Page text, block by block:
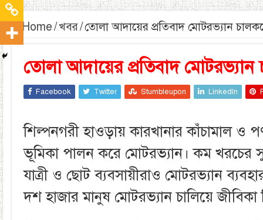
Home/খবর/তোলা আদায়ের প্রতিবাদ মোটরভ্যান
তোলা আদায়ের প্রতিবাদ মোটরভ্যান
Facebook Twitter Stumbleupon LinkedIn
শিল্পনগরী হাওড়ায় কারখানার কাঁচামাল ও
ভূমিকা পালন করে মোটরভ্যান। কম খরচের
যাত্রী ও ছোট ব্যবসায়ীরাও মোটরভ্যান
দশ হাজার মানুষ মোটরভ্যান চালিয়ে জীবিকা